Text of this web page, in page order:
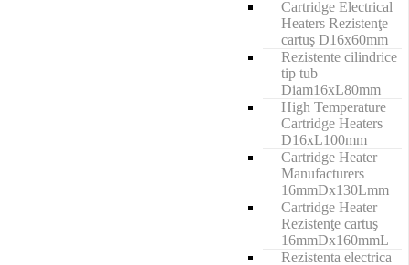
Cartridge Electrical
Heaters Rezistenţe
cartuş D16x60mm
Rezistente cilindrice
tip tub
Diam16xL80mm
High Temperature
Cartridge Heaters
D16xL100mm
Cartridge Heater
Manufacturers
16mmDx130Lmm
Cartridge Heater
Rezistenţe cartuş
16mmDx160mmL
Rezistenta electrica